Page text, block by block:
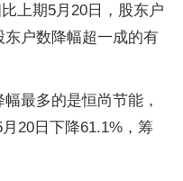
上期5月20日，股东户
户数降幅超一成的有
最多的是恒尚节能，
20日下降61.1%，筹